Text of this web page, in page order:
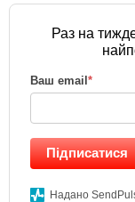
Раз на
Ваш email *
Підписатися
Надано